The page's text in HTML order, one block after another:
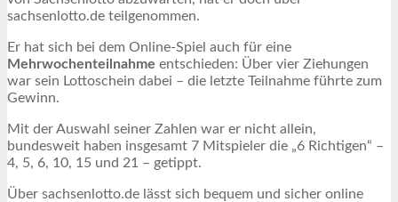
sachsenlotto.de teilgenommen.
Er hat sich bei dem Online-Spiel auch für eine
Mehrwochenteilnahme entschieden: Über vier Ziehungen
war sein Lottoschein dabei – die letzte Teilnahme führte zum
Gewinn.
Mit der Auswahl seiner Zahlen war er nicht allein,
bundesweit haben insgesamt 7 Mitspieler die „6 Richtigen“ –
4, 5, 6, 10, 15 und 21 – getippt.
Über sachsenlotto.de lässt sich bequem und sicher online